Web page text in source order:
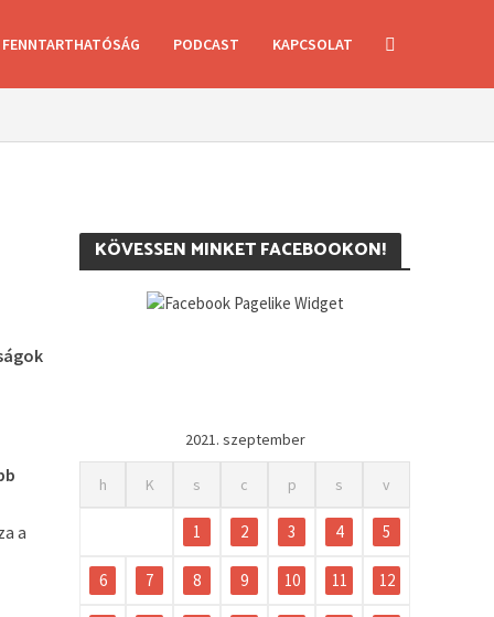
FENNTARTHATÓSÁG PODCAST KAPCSOLAT
a
KÖVESSEN MINKET FACEBOOKON!
2021. szeptember
h K s c p s v
1 2 3 4 5
6 7 8 9 10 11 12